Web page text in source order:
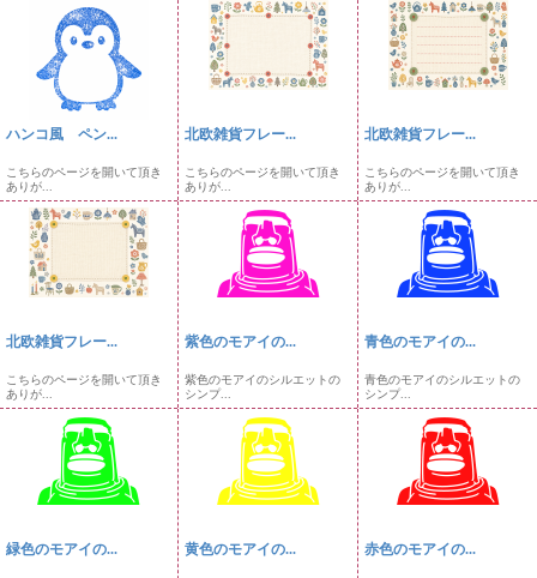
ハンコ風 ペン...
こちらのページを開いて頂き
ありが...
北欧雑貨フレー...
こちらのページを開いて頂き
ありが...
北欧雑貨フレー...
こちらのページを開いて頂き
ありが...
北欧雑貨フレー...
こちらのページを開いて頂き
ありが...
紫色のモアイの...
紫色のモアイのシルエットの
シンプ...
青色のモアイの...
青色のモアイのシルエットの
シンプ...
緑色のモアイの... 黄色のモアイの... 赤色のモアイの...